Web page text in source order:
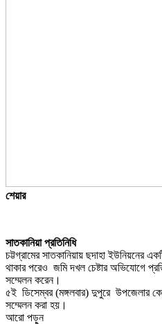
শেয়ার
সাতকানিয়া প্রতিনিধি
চট্টগ্রামের সাতকানিয়ায় ছদাহা ইউনিয়নের
থাকার পরেও জমি দখল চেষ্টার অভিযোগে
সম্মেলন করেন।
৫ই ডিসেম্বর (মঙ্গলবার) দুপুরে উপজেলার
সম্মেলন করা হয়।
আরো পড়ুন